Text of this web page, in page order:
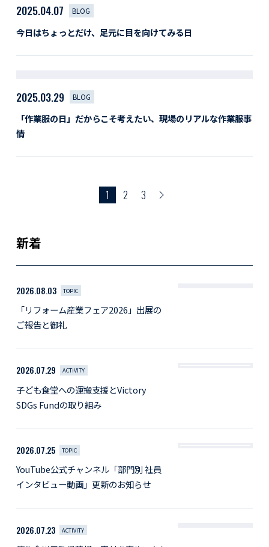
2025.04.07 BLOG
今日はちょっとだけ、足元に目を向けてみる日
2025.03.29 BLOG
「作業服の日」だからこそ考えたい、現場のリアルな作業服事
情
1 2 3
新着
2026.08.03 TOPIC
「リフォーム産業フェア2026」出展の
ご報告と御礼
2026.07.29 ACTIVITY
子ども食堂への運搬支援とVictory
SDGs Fundの取り組み
2026.07.25 TOPIC
YouTube公式チャンネル「部門別 社員
インタビュー動画」更新のお知らせ
2026.07.23 ACTIVITY